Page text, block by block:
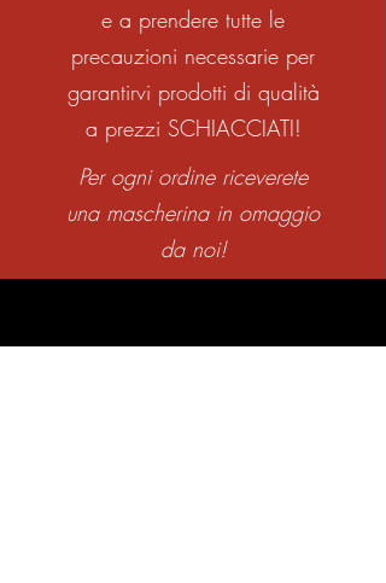
e a prendere tutte le
precauzioni necessarie per
garantirvi prodotti di qualità
a prezzi SCHIACCIATI!
Per ogni ordine riceverete
una mascherina in omaggio
da noi!